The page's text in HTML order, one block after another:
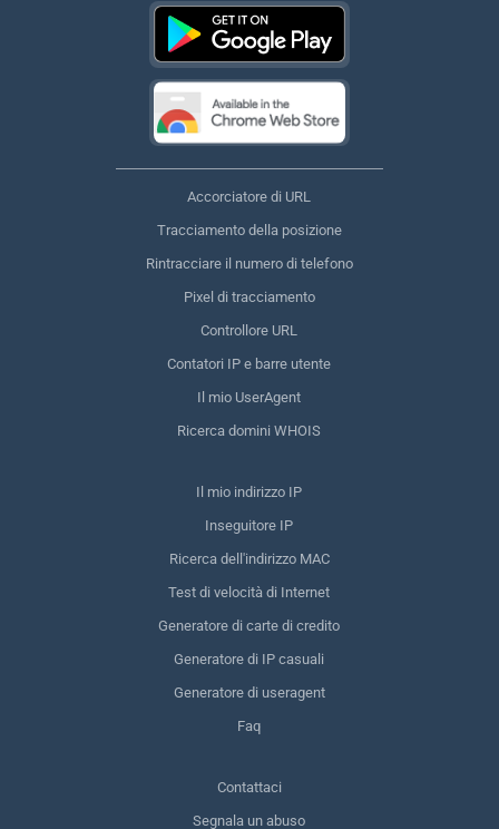
Accorciatore di URL
Tracciamento della posizione
Rintracciare il numero di telefono
Pixel di tracciamento
Controllore URL
Contatori IP e barre utente
Il mio UserAgent
Ricerca domini WHOIS
Il mio indirizzo IP
Inseguitore IP
Ricerca dell'indirizzo MAC
Test di velocità di Internet
Generatore di carte di credito
Generatore di IP casuali
Generatore di useragent
Faq
Contattaci
Segnala un abuso